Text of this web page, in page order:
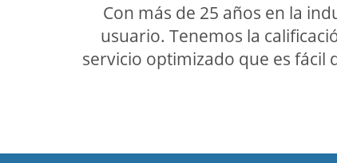
Con más de 25 años en la
usuario. Tenemos la
servicio optimizado que es fácil